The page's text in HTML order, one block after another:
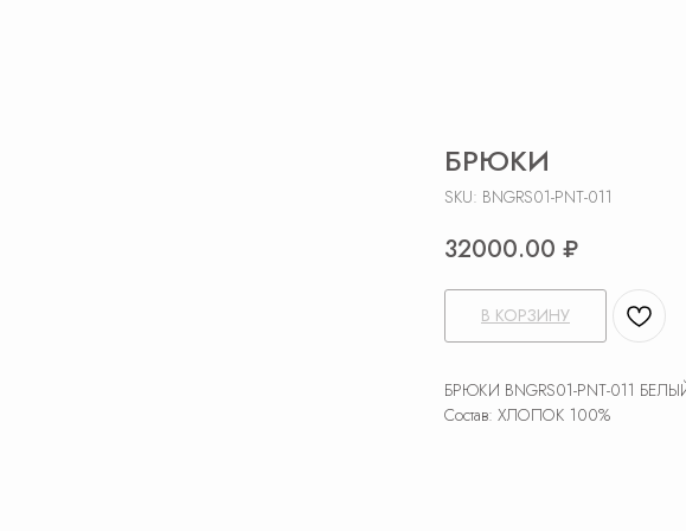
БРЮКИ
SKU: BNGRS01-PNT-011
32000.00 ₽
В КОРЗИНУ
БРЮКИ BNGRS01-PNT-011
Состав: ХЛОПОК 100%